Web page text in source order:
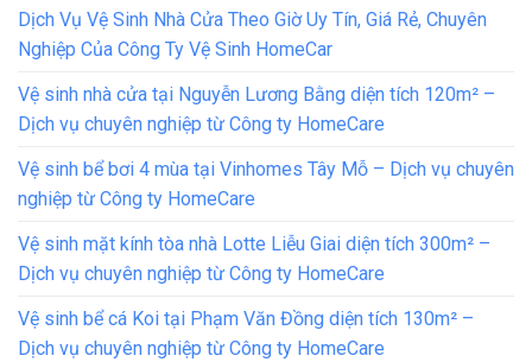
Dịch Vụ Vệ Sinh Nhà Cửa Theo Giờ Uy Tín, Giá Rẻ, Chuyên
Nghiệp Của Công Ty Vệ Sinh HomeCar
Vệ sinh nhà cửa tại Nguyễn Lương Bằng diện tích 120m² –
Dịch vụ chuyên nghiệp từ Công ty HomeCare
Vệ sinh bể bơi 4 mùa tại Vinhomes Tây Mỗ – Dịch vụ chuyên
nghiệp từ Công ty HomeCare
Vệ sinh mặt kính tòa nhà Lotte Liễu Giai diện tích 300m² –
Dịch vụ chuyên nghiệp từ Công ty HomeCare
Vệ sinh bể cá Koi tại Phạm Văn Đồng diện tích 130m² –
Dịch vụ chuyên nghiệp từ Công ty HomeCare